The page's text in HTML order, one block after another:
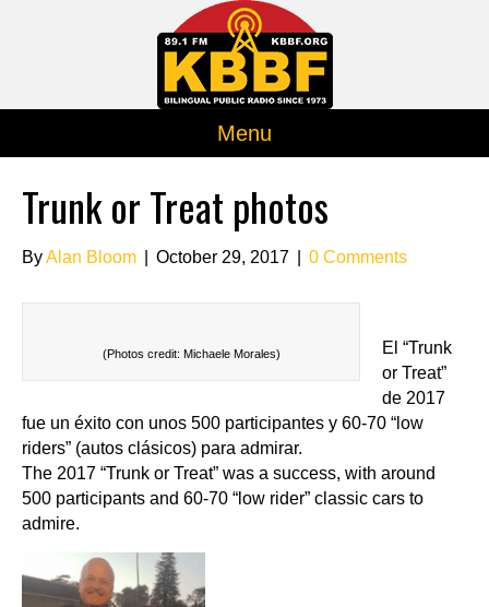
Menu
Trunk or Treat photos
ByAlan Bloom October 29, 2017 0 Comments
(Photos credit: Michaele Morales)
El “Trunk
or Treat”
de 2017
fue un éxito con unos 500 participantes y 60-70 “low
riders” (autos clásicos) para admirar.
The 2017 “Trunk or Treat” was a success, with around
500 participants and 60-70 “low rider” classic cars to
admire.